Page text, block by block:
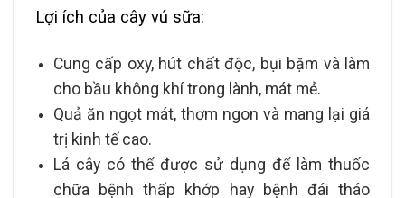
Lợi ích của cây vú sữa:
Cung cấp oxy, hút chất độc, bụi bặm và làm
cho bầu không khí trong lành, mát mẻ.
Quả ăn ngọt mát, thơm ngon và mang lại giá
trị kinh tế cao.
Lá cây có thể được sử dụng để làm thuốc
chữa bệnh thấp khớp hay bệnh đái tháo